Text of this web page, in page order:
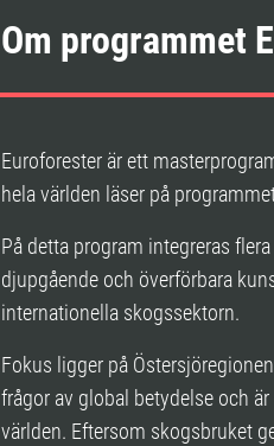
Om programmet
Euroforester är ett
hela världen läser på
På detta program integreras
djupgående och överförbara
internationella skogssektorn.
Fokus ligger på
frågor av global betydelse och
världen. Eftersom skogsbruket